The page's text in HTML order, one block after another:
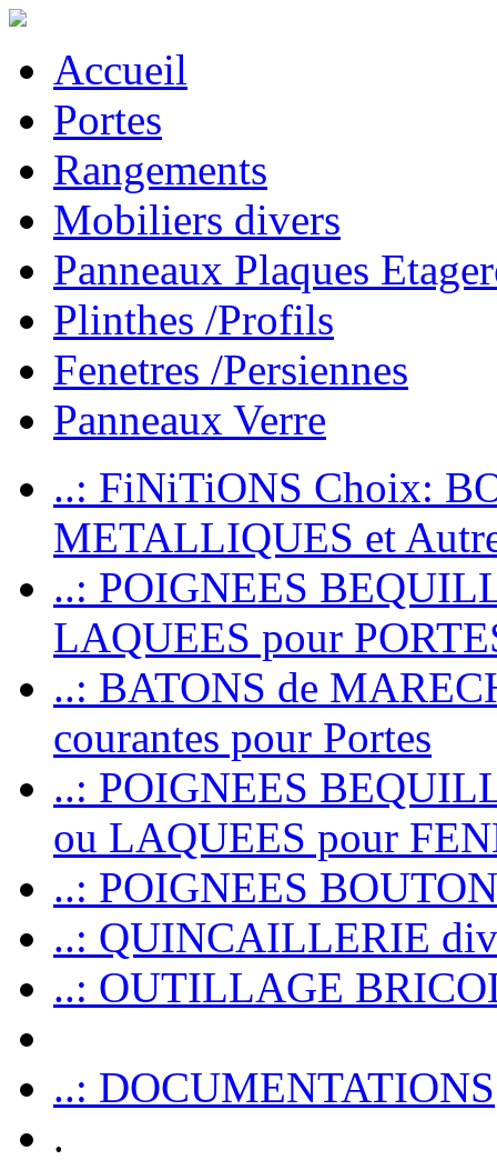
Accueil
Portes
Rangements
Mobiliers divers
Panneaux Plaques
Plinthes /Profils
Fenetres /Persiennes
Panneaux Verre
..: FiNiTiONS Choix:
METALLIQUES et
..: POIGNEES
LAQUEES pour
..: BATONS de
courantes pour Portes
..: POIGNEES
ou LAQUEES pour
..: POIGNEES
..: QUINCAILLERIE
..: OUTILLAGE
..: DOCUMENTATIONS
.